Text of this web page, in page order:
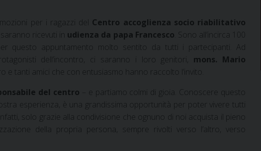
per i ragazzi del Centro accoglienza socio riabilitativo
ricevuti in udienza da papa Francesco . Sono all’incirca 100
questo appuntamento molto sentito da tutti i partecipanti. Ad
dell’incontro, ci saranno i loro genitori, mons. Mario
e tanti amici che con entusiasmo hanno raccolto l’invito.
del centro – e partiamo colmi di gioia. Conoscere questo
esperienza, è una grandissima opportunità per poter vivere tutti
solo grazie alla condivisione che ognuno di noi acquista il pieno
della propria persona, sempre rivolti verso l’altro, verso